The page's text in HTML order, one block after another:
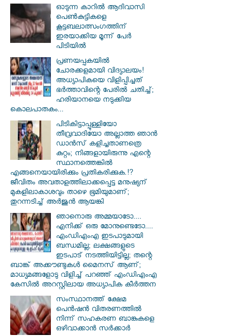
ഓടുന്ന കാറില്‍ ആദിവാസി
പെണ്‍കുട്ടികളെ
കൂട്ടബലാത്സംഗത്തിന്
ഇരയാക്കിയ മൂന്ന് പേര്‍
പിടിയില്‍
പ്രണയപ്പകയിൽ
ചോരക്കളമായി വിദ്യാലയം!
അധ്യാപികയെ വിളിപ്പിച്ചത്
ഭർത്താവിന്റെ പേരിൽ ചതിച്ച്;
ഹരിയാനയെ നടുക്കിയ
കൊലപാതകം...
പിടികിട്ടാപ്പുള്ളിയോ
തീവ്രവാദിയോ അല്ലാത്ത ഞാൻ
ഡാൻസ് കളിച്ചതാണത്രെ
കുറ്റം; നിങ്ങളായിരുന്നു എന്റെ
സ്ഥാനത്തെങ്കിൽ
എങ്ങനെയായിരിക്കും പ്രതികരിക്കുക.!?
ജീവിതം അവതാളത്തിലാക്കപ്പെട്ട മനുഷ്യന്
മുകളിലാകാശവും താഴെ ഭൂമിയുമാണ്;
തുറന്നടിച്ച് അർജുൻ ആയങ്കി
ഞാനൊരു അമ്മയാടോ....
എനിക്ക് ഒരു മോനുണ്ടെടോ....
എംഡിഎംഎ ഇടപാടുമായി
ബന്ധമില്ല; ലക്ഷങ്ങളുടെ
ഇടപാട് നടത്തിയിട്ടില്ല; തന്റെ
ബാങ്ക് അക്കൗണ്ടുകൾ മൈനസ് ആണ്;
മാധ്യമങ്ങളോടു വിളിച്ച് പറഞ്ഞ് എംഡിഎംഎ
കേസിൽ അറസ്റ്റിലായ അധ്യാപിക കീർത്തന
സംസ്ഥാനത്ത് ക്ഷേമ
പെൻഷൻ വിതരണത്തിൽ
നിന്ന് സഹകരണ ബാങ്കുകളെ
ഒഴിവാക്കാൻ സർക്കാർ